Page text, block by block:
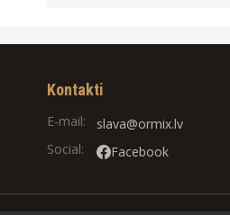
Kontakti
E-mail:
slava@ormix.lv
Social:
Facebook